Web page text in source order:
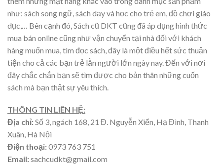
như: sách song ngữ, sách dạy và học cho trẻ em, đồ chơi giáo
dục,… Bên cạnh đó, Sách cũ DKT cũng đã áp dụng hình thức
mua bán online cũng như vận chuyển tại nhà đối với khách
hàng muốn mua, tìm đọc sách, đây là một điều hết sức thuận
tiện cho cả các bạn trẻ lẫn người lớn ngày nay. Đến với nơi
đây chắc chắn bạn sẽ tìm được cho bản thân những cuốn
sách mà bạn thật sự yêu thích.
THÔNG TIN LIÊN HỆ:
Địa chỉ:Số 3, ngách 168, 21 Đ. Nguyễn Xiển, Hạ Đình, Thanh
Xuân, Hà Nội
Điện thoại:0973 763 751
Email:sachcudkt@gmail.com